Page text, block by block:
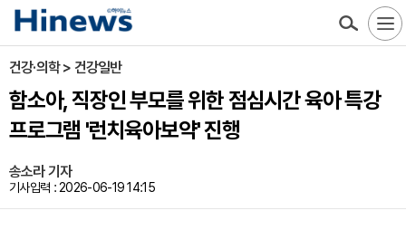
건강·의학 > 건강일반
함소아, 직장인 부모를 위한 점심시간 육아 특강
프로그램 '런치육아보약' 진행
송소라 기자
기사입력 : 2026-06-19 14:15